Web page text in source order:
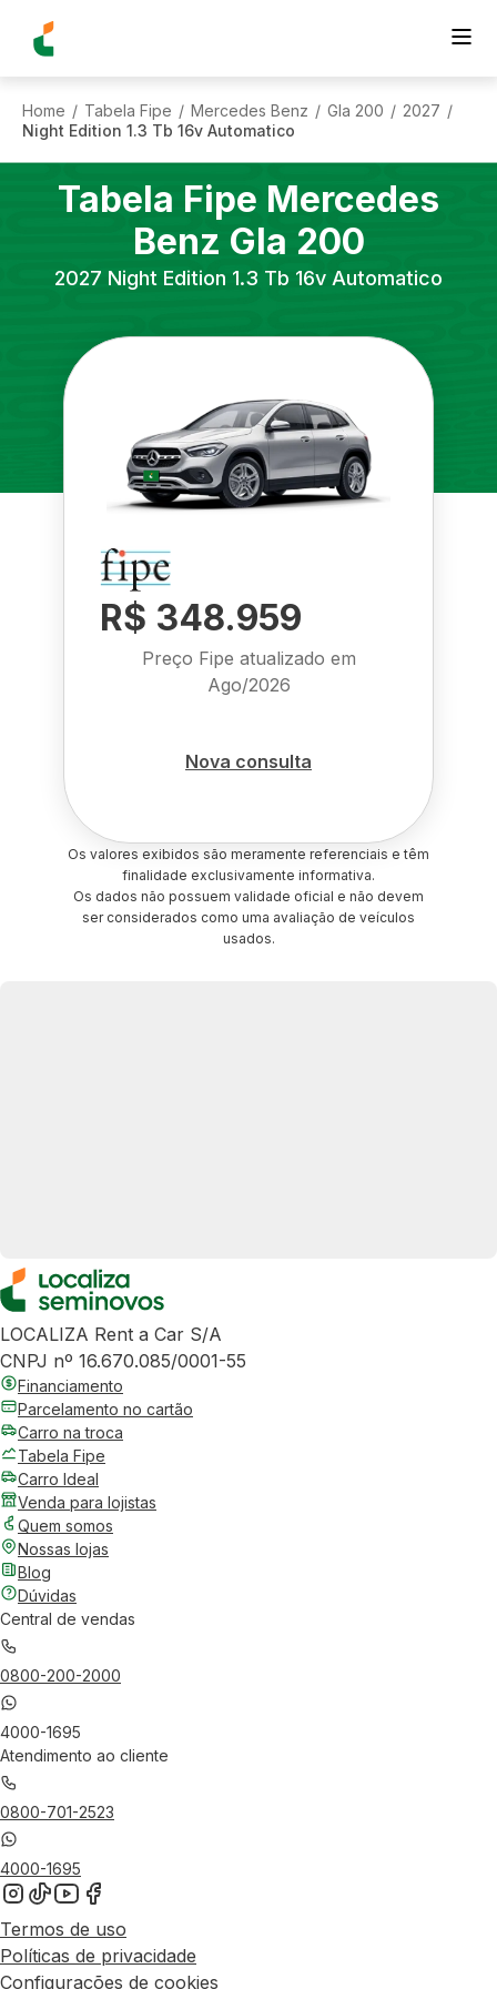
Home / Tabela Fipe / Mercedes Benz / Gla 200 / 2027 /
Night Edition 1.3 Tb 16v Automatico
Tabela Fipe Mercedes
Benz Gla 200
2027 Night Edition 1.3 Tb 16v Automatico
R$ 348.959
Preço Fipe atualizado em
Ago/2026
Nova consulta
Os valores exibidos são meramente referenciais e têm
finalidade exclusivamente informativa.
Os dados não possuem validade oficial e não devem
ser considerados como uma avaliação de veículos
usados.
LOCALIZA Rent a Car S/A
CNPJ nº 16.670.085/0001-55
Financiamento
Parcelamento no cartão
Carro na troca
Tabela Fipe
Carro Ideal
Venda para lojistas
Quem somos
Nossas lojas
Blog
Dúvidas
Central de vendas
0800-200-2000
4000-1695
Atendimento ao cliente
0800-701-2523
4000-1695
Termos de uso
Políticas de privacidade
Configurações de cookies